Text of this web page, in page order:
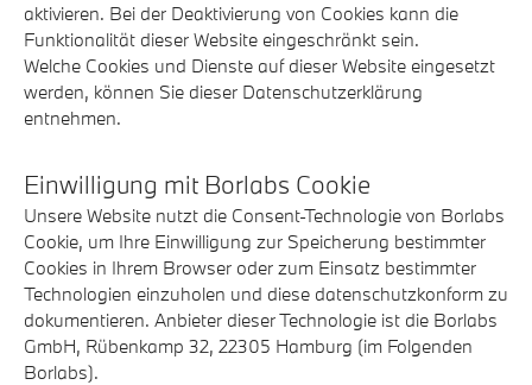
aktivieren. Bei der Deaktivierung von Cookies kann die
Funktionalität dieser Website eingeschränkt sein.
Welche Cookies und Dienste auf dieser Website eingesetzt
werden, können Sie dieser Datenschutzerklärung
entnehmen.
Einwilligung mit Borlabs Cookie
Unsere Website nutzt die Consent-Technologie von Borlabs
Cookie, um Ihre Einwilligung zur Speicherung bestimmter
Cookies in Ihrem Browser oder zum Einsatz bestimmter
Technologien einzuholen und diese datenschutzkonform zu
dokumentieren. Anbieter dieser Technologie ist die Borlabs
GmbH, Rübenkamp 32, 22305 Hamburg (im Folgenden
Borlabs).